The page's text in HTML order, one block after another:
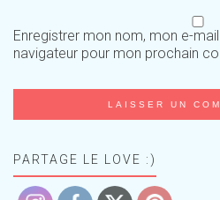
Enregistrer mon nom, mon e-
navigateur pour mon prochain
PARTAGE LE LOVE :)